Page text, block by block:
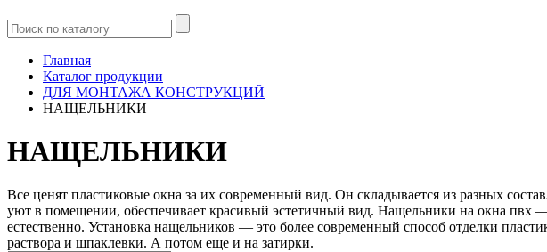
Главная
Каталог продукции
ДЛЯ МОНТАЖА КОНСТРУКЦИЙ
НАЩЕЛЬНИКИ
НАЩЕЛЬНИКИ
Все ценят пластиковые окна за их современный вид. Он складывается из разных
уют в помещении, обеспечивает красивый эстетичный вид. Нащельники на окна пвх
естественно. Установка нащельников — это более современный способ отделки
раствора и шпаклевки. А потом еще и на затирки.